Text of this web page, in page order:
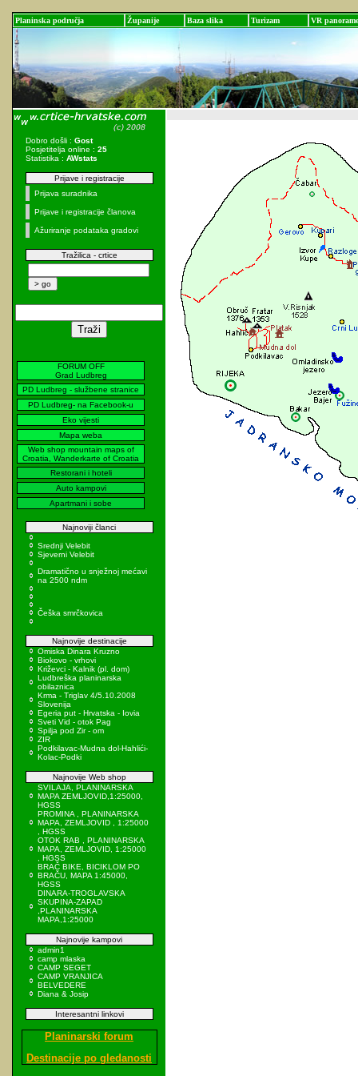
Planinska područja Županije Baza slika Turizam VR panorame
Dobro došli : Gost
Posjetitelja online : 25
Statistika : AWstats
Prijave i registracije
Prijava suradnika
Prijave i registracije članova
Ažuriranje podataka gradovi
Tražilica - crtice
FORUM OFF
Grad Ludbreg
PD Ludbreg - službene stranice
PD Ludbreg- na Facebook-u
Eko vijesti
Mapa weba
Web shop mountain maps of
Croatia, Wanderkarte of Croatia
Restorani i hoteli
Auto kampovi
Apartmani i sobe
Najnoviji članci
Srednji Velebit
Sjeverni Velebit
Dramatično u snježnoj mećavi
na 2500 ndm
Češka smrčkovica
Najnovije destinacije
Omiska Dinara Kruzno
Biokovo - vrhovi
Križevci - Kalnik (pl. dom)
Ludbreška planinarska
obilaznica
Krma - Triglav 4/5.10.2008
Slovenija
Egeria put - Hrvatska - Iovia
Sveti Vid - otok Pag
Spilja pod Zir - om
ZIR
Podkilavac-Mudna dol-Hahlići-
Kolac-Podki
Najnovije Web shop
SVILAJA, PLANINARSKA
MAPA ZEMLJOVID,1:25000,
HGSS
PROMINA , PLANINARSKA
MAPA, ZEMLJOVID , 1:25000
, HGSS
OTOK RAB , PLANINARSKA
MAPA, ZEMLJOVID, 1:25000
, HGSS
BRAČ BIKE, BICIKLOM PO
BRAČU, MAPA 1:45000,
HGSS
DINARA-TROGLAVSKA
SKUPINA-ZAPAD
,PLANINARSKA
MAPA,1:25000
Najnovije kampovi
admin1
camp mlaska
CAMP SEGET
CAMP VRANJICA
BELVEDERE
Diana & Josip
Interesantni linkovi
Planinarski forum
Destinacije po gledanosti